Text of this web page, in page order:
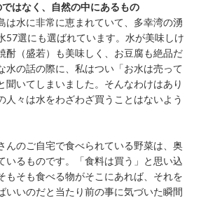
はなく、自然の中にあるもの
は水に非常に恵まれていて、多幸湾の湧
57選にも選ばれています。水が美味しけ
酎（盛若）も美味しく、お豆腐も絶品だ
水の話の際に、私はつい「お水は売って
聞いてしまいました。そんなわけはあり
人々は水をわざわざ買うことはないよう
んのご自宅で食べられている野菜は、奥
いるものです。「食料は買う」と思い込
もそも食べる物がそこにあれば、それを
いいのだと当たり前の事に気づいた瞬間